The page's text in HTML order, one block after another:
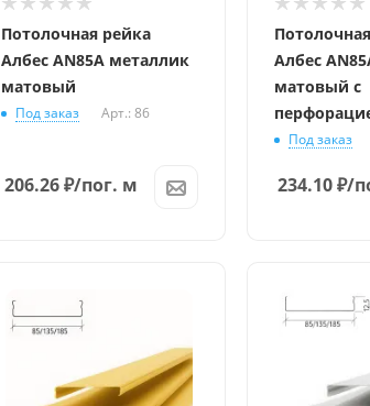
Потолочная рейка
Албес AN85A металлик
матовый
Под заказ Арт.: 86
206.26₽/пог. м
Албес
матовый с
Под заказ
234.10₽/